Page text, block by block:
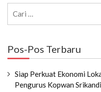
untuk:
Pos-Pos Terbaru
Siap Perkuat Ekonomi
Pengurus Kopwan Srikandi